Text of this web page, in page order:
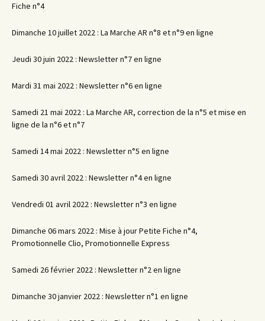
Fiche n°4
Dimanche 10 juillet 2022 : La Marche AR n°8 et n°9 en ligne
Jeudi 30 juin 2022 : Newsletter n°7 en ligne
Mardi 31 mai 2022 : Newsletter n°6 en ligne
Samedi 21 mai 2022 : La Marche AR, correction de la n°5 et mise en
ligne de la n°6 et n°7
Samedi 14 mai 2022 : Newsletter n°5 en ligne
Samedi 30 avril 2022 : Newsletter n°4 en ligne
Vendredi 01 avril 2022 : Newsletter n°3 en ligne
Dimanche 06 mars 2022 : Mise à jour Petite Fiche n°4,
Promotionnelle Clio, Promotionnelle Express
Samedi 26 février 2022 : Newsletter n°2 en ligne
Dimanche 30 janvier 2022 : Newsletter n°1 en ligne